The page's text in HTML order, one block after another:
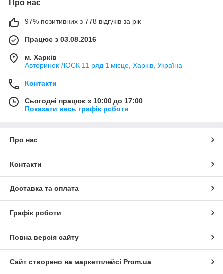
Про нас
97% позитивних з 778 відгуків за рік
Працює з 03.08.2016
м. Харків
Авторинок ЛОСК 11 ряд 1 місце, Харків, Україна
Контакти
Сьогодні працює з 10:00 до 17:00
Показати весь графік роботи
Про нас
Контакти
Доставка та оплата
Графік роботи
Повна версія сайту
Сайт створено на маркетплейсі Prom.ua